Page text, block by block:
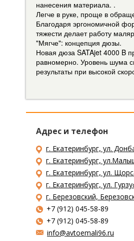
нанесения материала. .
Легче в руке, проще в
Благодаря эргономичной
тяжести делает работу
"Мягче": концепция дюзы.
Новая дюза SATAjet 4000 B
равномерно. Уровень шума
результаты при высокой
Адрес и телефон
г. Екатеринбург, ул.
г. Екатеринбург,
г. Екатеринбург, ул.
г. Екатеринбург, ул.
г. Березовский,
+7 (912) 045-58-89
+7 (912) 045-58-89
info@avtoemali96.ru